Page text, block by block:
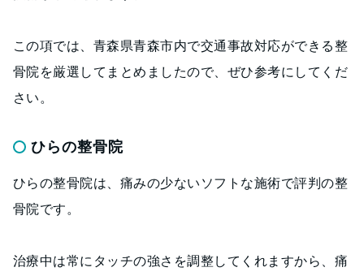
この項では、青森県青森市内で交通事故対応ができる整
骨院を厳選してまとめましたので、ぜひ参考にしてくだ
さい。
ひらの整骨院
ひらの整骨院は、痛みの少ないソフトな施術で評判の整
骨院です。
治療中は常にタッチの強さを調整してくれますから、痛